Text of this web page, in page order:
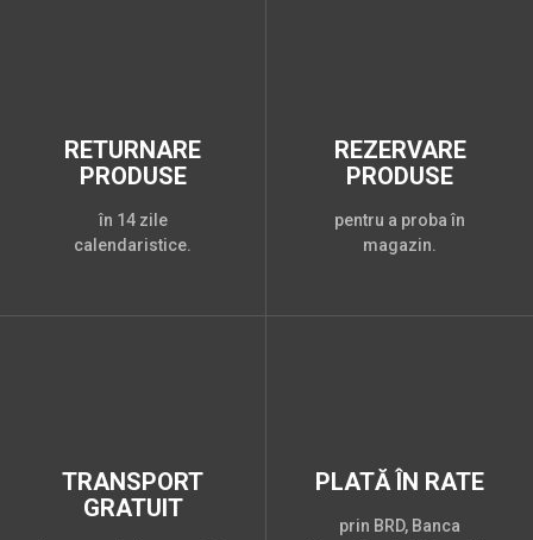
RETURNARE
PRODUSE
în 14 zile
calendaristice.
REZERVARE
PRODUSE
pentru a proba în
magazin.
TRANSPORT
GRATUIT
PLATĂ ÎN RATE
prin BRD, Banca